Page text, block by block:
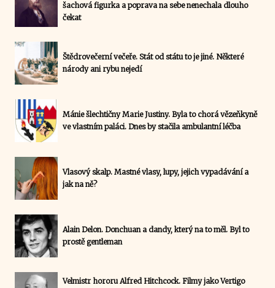
šachová figurka a poprava na sebe nenechala dlouho
čekat
Štědrovečerní večeře. Stát od státu to je jiné. Některé
národy ani rybu nejedí
Mánie šlechtičny Marie Justiny. Byla to chorá vězeňkyně
ve vlastním paláci. Dnes by stačila ambulantní léčba
Vlasový skalp. Mastné vlasy, lupy, jejich vypadávání a
jak na ně?
Alain Delon. Donchuan a dandy, který na to měl. Byl to
prostě gentleman
Velmistr hororu Alfred Hitchcock. Filmy jako Vertigo